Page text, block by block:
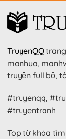
TruyenQQ
manhua,
truyện full bộ,
#truyenqq,
#truyentranh
Top từ khóa